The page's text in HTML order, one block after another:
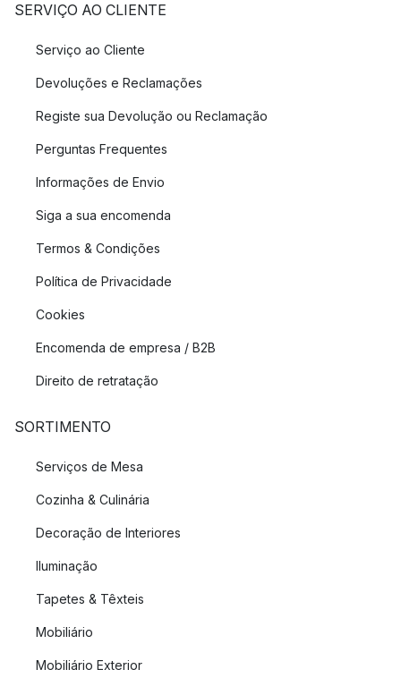
SERVIÇO AO CLIENTE
Serviço ao Cliente
Devoluções e Reclamações
Registe sua Devolução ou Reclamação
Perguntas Frequentes
Informações de Envio
Siga a sua encomenda
Termos & Condições
Política de Privacidade
Cookies
Encomenda de empresa / B2B
Direito de retratação
SORTIMENTO
Serviços de Mesa
Cozinha & Culinária
Decoração de Interiores
Iluminação
Tapetes & Têxteis
Mobiliário
Mobiliário Exterior